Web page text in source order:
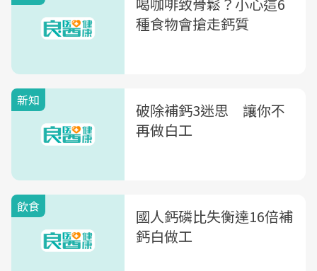
種食物會搶走鈣質
新知
破除補鈣3迷思 讓你不
再做白工
飲食
國人鈣磷比失衡達16倍補
鈣白做工